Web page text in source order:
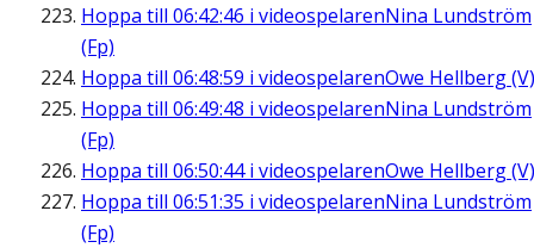
Hoppa till 06:42:46 i videospelarenNina Lundström
(Fp)
Hoppa till 06:48:59 i videospelarenOwe Hellberg (V)
Hoppa till 06:49:48 i videospelarenNina Lundström
(Fp)
Hoppa till 06:50:44i videospelarenOwe Hellberg (V)
Hoppa till 06:51:35 i videospelarenNina Lundström
(Fp)